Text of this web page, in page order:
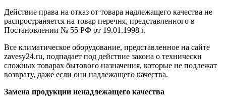
Действие права на отказ от товара надлежащего качества не
распространяется на товар перечня, представленного в
Постановлении № 55 РФ от 19.01.1998 г.
Все климатическое оборудование, представленное на сайте
zavesy24.ru, подпадает под действие закона о технически
сложных товарах бытового назначения, которые не подлежат
возврату, даже если они надлежащего качества.
Замена продукции ненадлежащего качества